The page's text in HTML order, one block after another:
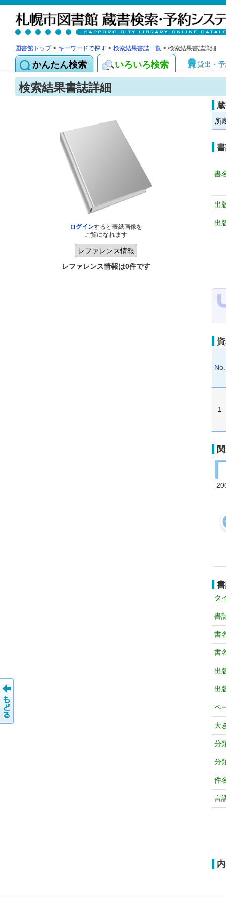
図書館トップ> キーワードで探す > 検索結果書誌一覧 > 検索結果書誌詳細
かんたん検索 いろいろ検索 貸出・
検索結果書誌詳細
ログインすると表紙画像を
ご覧になれます
レファレンス情報は0件です
所
書
出
出
No.
1
タ
書
書
書
出
出
ペ
大
分
分
件
言